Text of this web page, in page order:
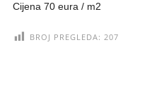
Cijena 70 eura / m2
BROJ PREGLEDA: 207